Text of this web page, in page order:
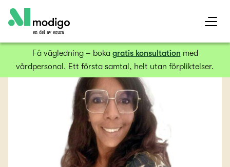
en del av equra
Få vägledning – boka gratis konsultation med
vårdpersonal. Ett första samtal, helt utan förpliktelser.